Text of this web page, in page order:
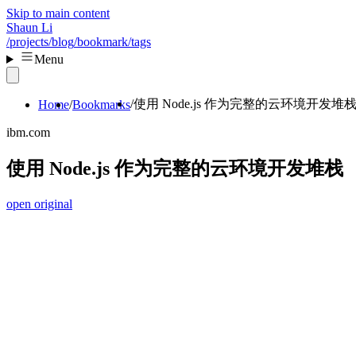
Skip to main content
Shaun Li
/projects/blog/bookmark/tags
Menu
Home Bookmarks 使用 Node.js 作为完整的云环境开发堆栈
ibm.com
使用 Node.js 作为完整的云环境开发堆栈
open original